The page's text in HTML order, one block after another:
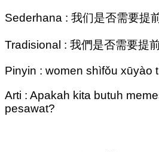
Sederhana : 我们是否需要提
Tradisional : 我們是否需要提
Pinyin : women shìfǒu xūyào
Arti : Apakah kita butuh
pesawat?